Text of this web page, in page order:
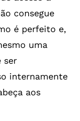
consegue
é perfeito e,
uma
ser
internamente
aos